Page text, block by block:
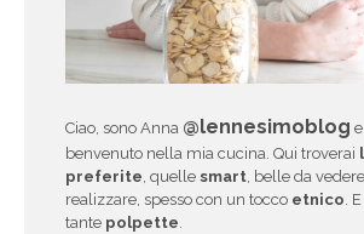
Ciao, sono Anna @lennesimoblog
benvenuto nella mia cucina. Qui troverai
preferite, quelle smart, belle da
realizzare, spesso con un tocco etnico.
tante polpette.